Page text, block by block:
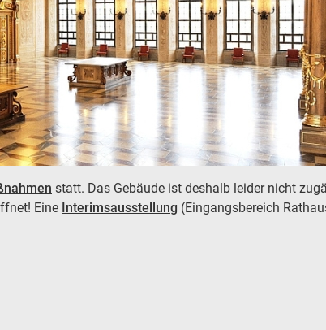
statt. Das Gebäude ist deshalb leider nicht
Eine Interimsausstellung (Eingangsbereich